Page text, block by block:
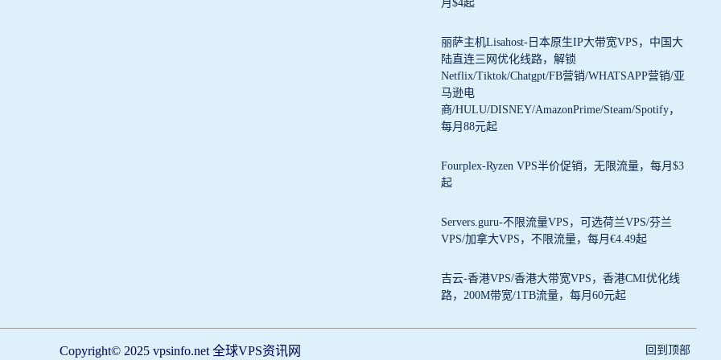
月$4起
丽萨主机Lisahost-日本原生IP大带宽VPS，中国大
陆直连三网优化线路，解锁
Netflix/Tiktok/Chatgpt/FB营销/WHATSAPP营销/亚
马逊电
商/HULU/DISNEY/AmazonPrime/Steam/Spotify，
每月88元起
Fourplex-Ryzen VPS半价促销，无限流量，每月$3
起
Servers.guru-不限流量VPS，可选荷兰VPS/芬兰
VPS/加拿大VPS，不限流量，每月€4.49起
吉云-香港VPS/香港大带宽VPS，香港CMI优化线
路，200M带宽/1TB流量，每月60元起
Copyright© 2025 vpsinfo.net 全球VPS资讯网 回到顶部